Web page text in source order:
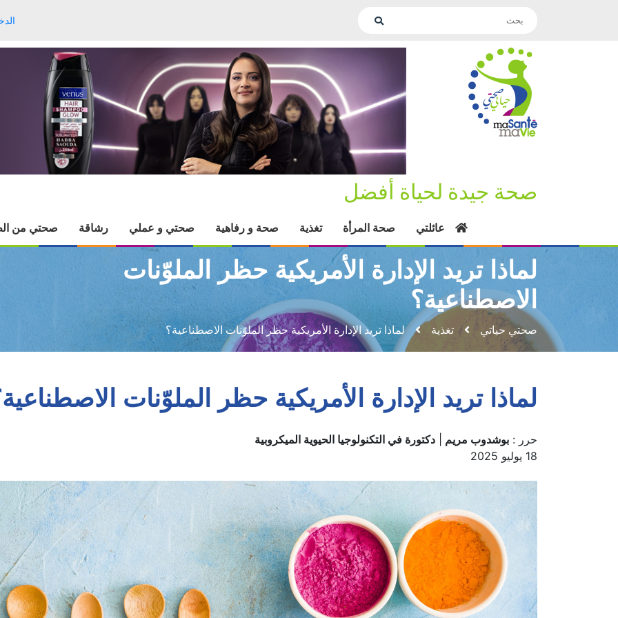
صحة جيدة لحياة أفضل
عائلتي صحة المرأة تغذية صحة و رفاهية صحتي و عملي رشاقة صحتي من
لماذا تريد الإدارة الأمريكية حظر الملوّنات
الاصطناعية؟
صحتي حياتي تغذية لماذا تريد الإدارة الأمريكية حظر الملوّنات الاصطناعية؟
لماذا تريد الإدارة الأمريكية حظر الملوّنات
حرر : بوشدوب مريم
دكتورة في التكنولوجيا الحيوية الميكروبية
18 يوليو 2025